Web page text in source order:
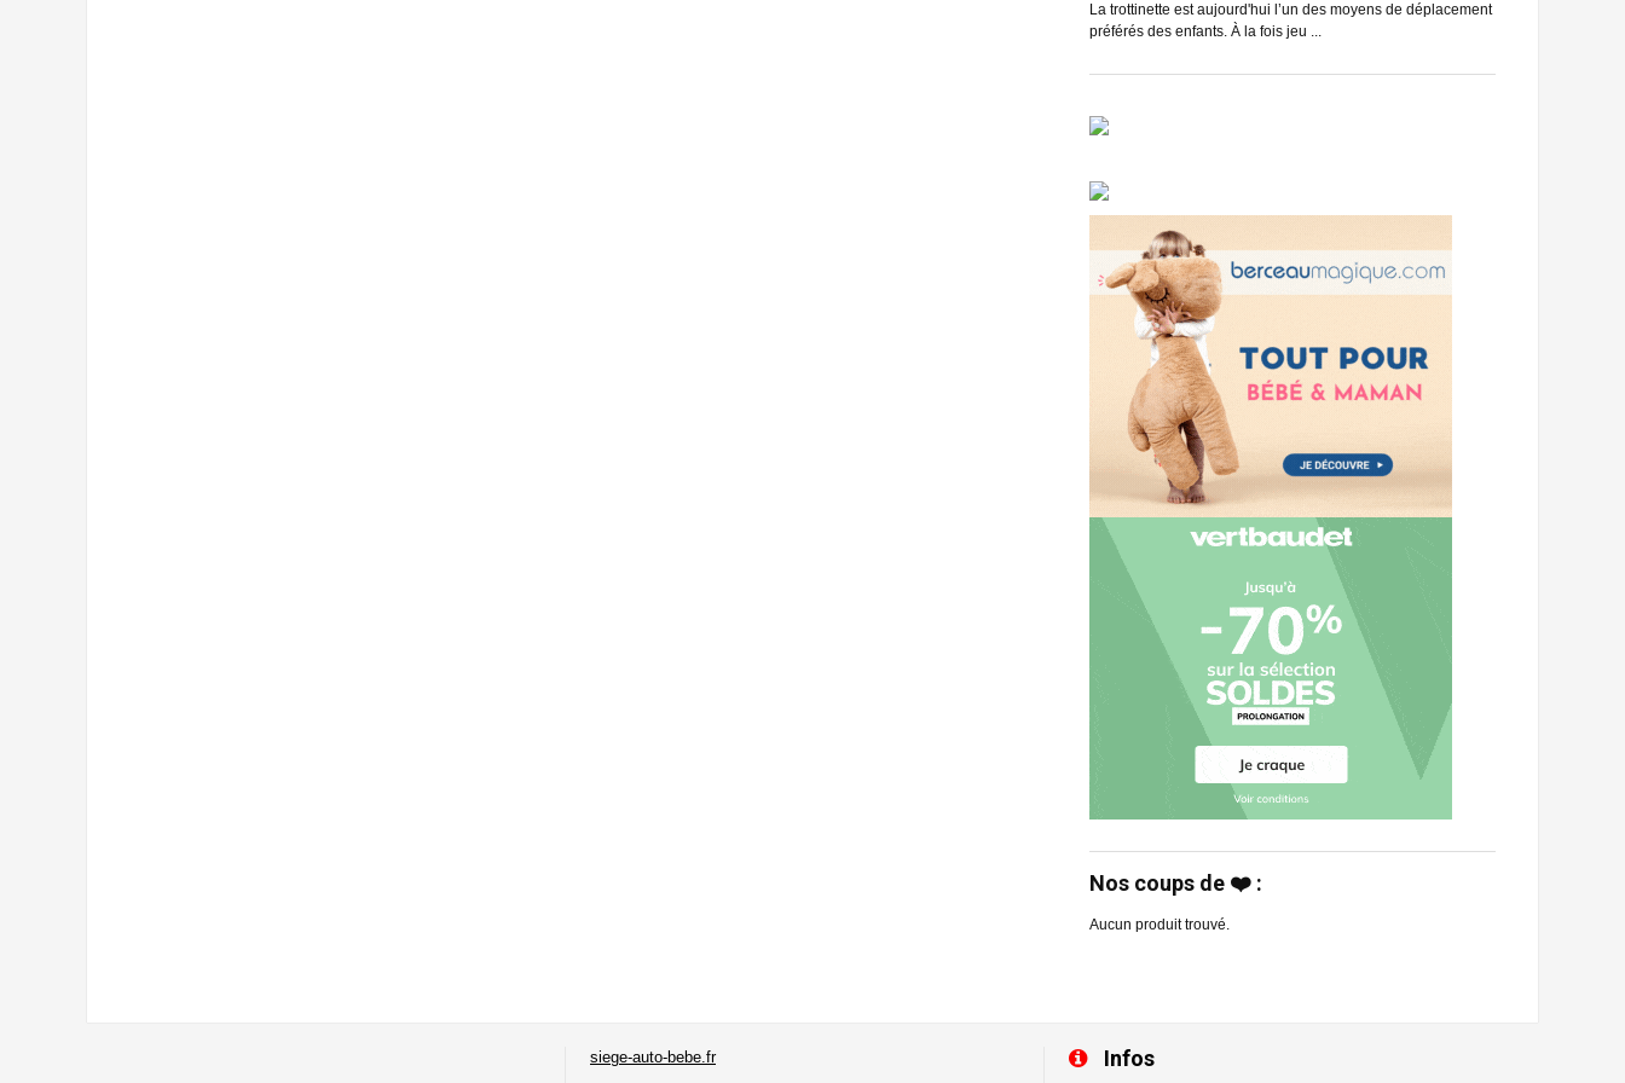
La trottinette est aujourd'hui l’un des moyens de déplacement
préférés des enfants. À la fois jeu ...
Nos coups de ❤️ :
Aucun produit trouvé.
siege-auto-bebe.fr Infos